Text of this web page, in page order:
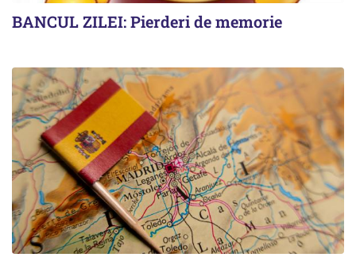
BANCUL ZILEI: Pierderi de memorie